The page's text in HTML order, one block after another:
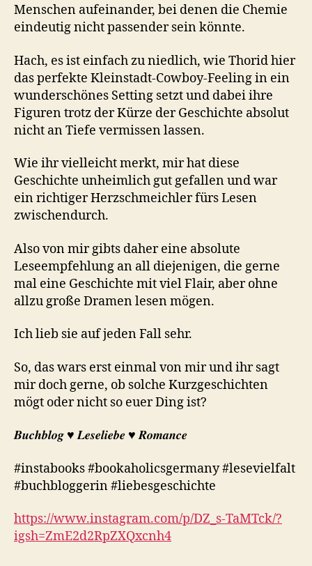
Menschen aufeinander, bei denen die Chemie
eindeutig nicht passender sein könnte.
Hach, es ist einfach zu niedlich, wie Thorid hier
das perfekte Kleinstadt-Cowboy-Feeling in ein
wunderschönes Setting setzt und dabei ihre
Figuren trotz der Kürze der Geschichte absolut
nicht an Tiefe vermissen lassen.
Wie ihr vielleicht merkt, mir hat diese
Geschichte unheimlich gut gefallen und war
ein richtiger Herzschmeichler fürs Lesen
zwischendurch.
Also von mir gibts daher eine absolute
Leseempfehlung an all diejenigen, die gerne
mal eine Geschichte mit viel Flair, aber ohne
allzu große Dramen lesen mögen.
Ich lieb sie auf jeden Fall sehr.
So, das wars erst einmal von mir und ihr sagt
mir doch gerne, ob solche Kurzgeschichten
mögt oder nicht so euer Ding ist?
𝑩𝒖𝒄𝒉𝒃𝒍𝒐𝒈 ♥︎ 𝑳𝒆𝒔𝒆𝒍𝒊𝒆𝒃𝒆 ♥︎ 𝑹𝒐𝒎𝒂𝒏𝒄𝒆
#instabooks #bookaholicsgermany #lesevielfalt
#buchbloggerin #liebesgeschichte
https://www.instagram.com/p/DZ_s-TaMTck/?
igsh=ZmE2d2RpZXQxcnh4